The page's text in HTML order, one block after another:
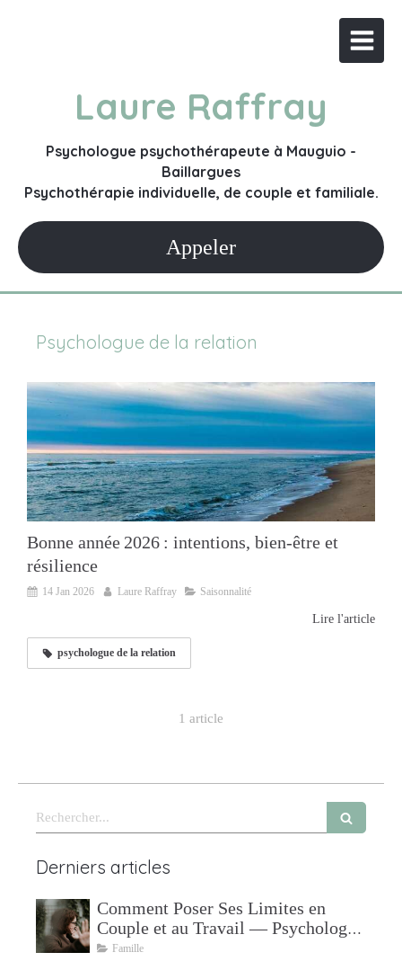
Laure Raffray
Psychologue psychothérapeute à Mauguio -
Baillargues
Psychothérapie individuelle, de couple et familiale.
Appeler
Psychologue de la relation
Bonne année 2026 : intentions, bien‑être et
résilience
14 Jan 2026 Laure Raffray Saisonnalité
Lire l'article
psychologue de la relation
1 article
Rechercher
Derniers articles
Comment Poser Ses Limites en
Couple et au Travail — Psychologue
à Mudaison
Famille